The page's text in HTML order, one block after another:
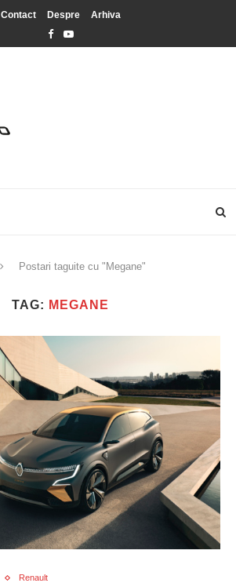
Contact Despre Arhiva
Postari taguite cu "Megane"
TAG: MEGANE
Renault